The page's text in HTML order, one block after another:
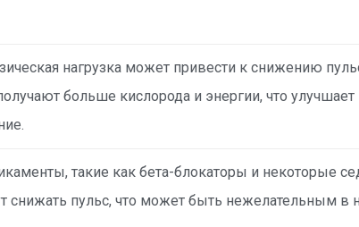
нагрузка может привести к снижению
больше кислорода и энергии, что улучшает
такие как бета-блокаторы и некоторые
снижать пульс, что может быть нежелательным в